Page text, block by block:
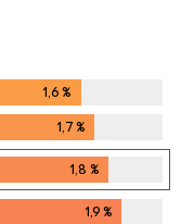
1,6%
1,7%
1,8 %
1,9%